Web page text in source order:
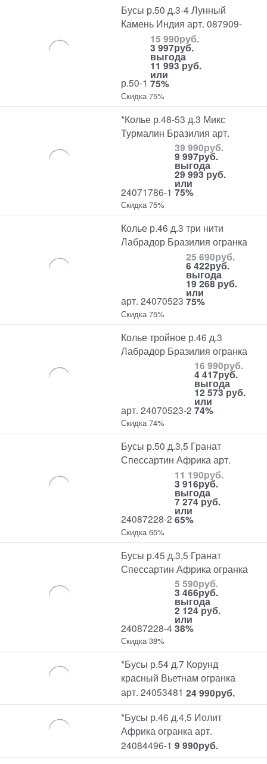
Бусы р.50 д.3-4 Лунный
Камень Индия арт. 087909-
р.50-1
15 990руб.
3 997руб.
выгода
11 993 руб.
или
75%
Скидка 75%
*Колье р.48-53 д.3 Микс
Турмалин Бразилия арт.
24071786-1
39 990руб.
9 997руб.
выгода
29 993 руб.
или
75%
Скидка 75%
Колье р.46 д.3 три нити
Лабрадор Бразилия огранка
арт. 24070523
25 690руб.
6 422руб.
выгода
19 268 руб.
или
75%
Скидка 75%
Колье тройное р.46 д.3
Лабрадор Бразилия огранка
арт. 24070523-2
16 990руб.
4 417руб.
выгода
12 573 руб.
или
74%
Скидка 74%
Бусы р.50 д.3,5 Гранат
Спессартин Африка арт.
24087228-2
11 190руб.
3 916руб.
выгода
7 274 руб.
или
65%
Скидка 65%
Бусы р.45 д.3,5 Гранат
Спессартин Африка огранка
24087228-4
5 590руб.
3 466руб.
выгода
2 124 руб.
или
38%
Скидка 38%
*Бусы р.54 д.7 Корунд
красный Вьетнам огранка
арт. 24053481 24 990руб.
*Бусы р.46 д.4,5 Иолит
Африка огранка арт.
24084496-1 9 990руб.